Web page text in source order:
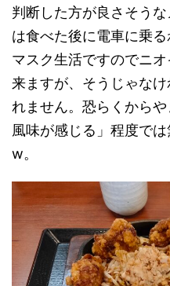
判断した方が良さそう
は食べた後に電車に乗
マスク生活ですのでニ
来ますが、そうじゃな
れません。恐らくから
風味が感じる」程度で
w。